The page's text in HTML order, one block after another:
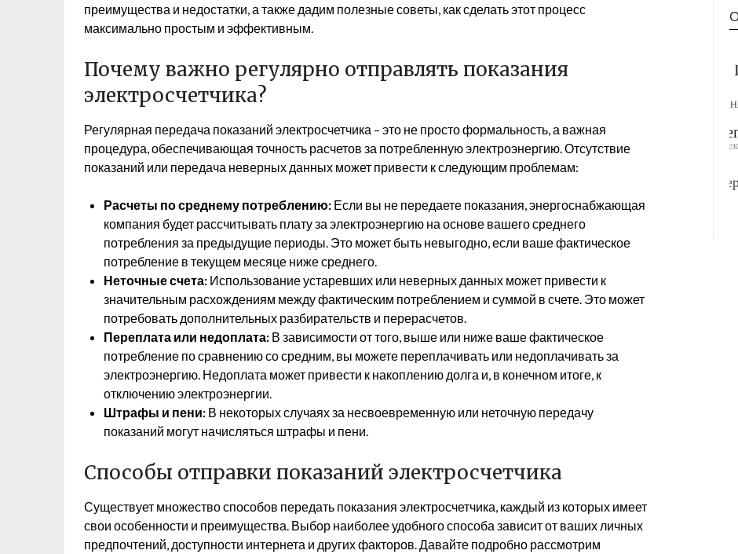
преимущества и недостатки, а также дадим полезные советы, как сделать этот процесс
максимально простым и эффективным.
Почему важно регулярно отправлять показания
электросчетчика?
Регулярная передача показаний электросчетчика – это не просто формальность, а важная
процедура, обеспечивающая точность расчетов за потребленную электроэнергию. Отсутствие
показаний или передача неверных данных может привести к следующим проблемам:
Расчеты по среднему потреблению: Если вы не передаете показания, энергоснабжающая
компания будет рассчитывать плату за электроэнергию на основе вашего среднего
потребления за предыдущие периоды. Это может быть невыгодно, если ваше фактическое
потребление в текущем месяце ниже среднего.
Неточные счета: Использование устаревших или неверных данных может привести к
значительным расхождениям между фактическим потреблением и суммой в счете. Это может
потребовать дополнительных разбирательств и перерасчетов.
Переплата или недоплата: В зависимости от того, выше или ниже ваше фактическое
потребление по сравнению со средним, вы можете переплачивать или недоплачивать за
электроэнергию. Недоплата может привести к накоплению долга и, в конечном итоге, к
отключению электроэнергии.
Штрафы и пени: В некоторых случаях за несвоевременную или неточную передачу
показаний могут начисляться штрафы и пени.
Способы отправки показаний электросчетчика
Существует множество способов передать показания электросчетчика, каждый из которых имеет
свои особенности и преимущества. Выбор наиболее удобного способа зависит от ваших личных
предпочтений, доступности интернета и других факторов. Давайте подробно рассмотрим